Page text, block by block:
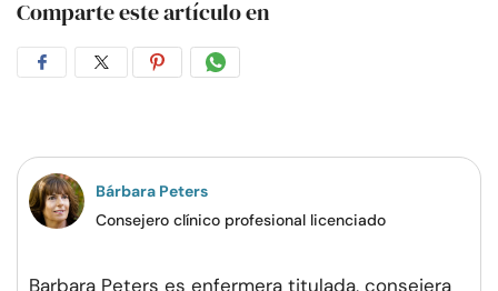
Comparte este artículo en
CompartirCompartirCompartirCompartir
Bárbara Peters
Consejero clínico profesional licenciado
Barbara Peters es enfermera titulada, consejera